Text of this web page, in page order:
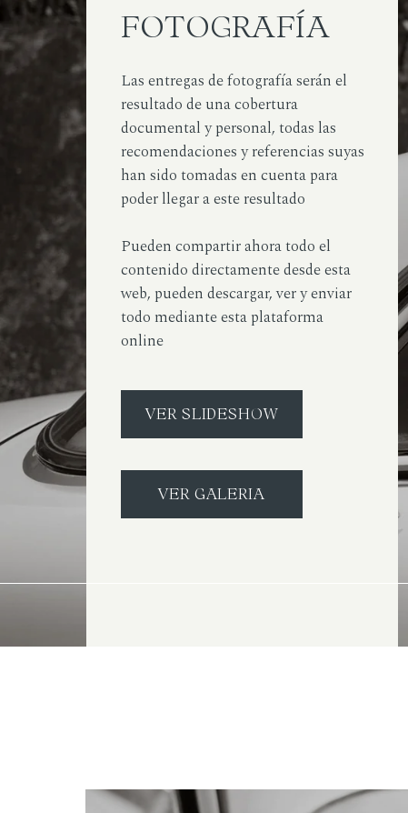
FOTOGRAFÍA
Las entregas de fotografía serán el
resultado de una cobertura
documental y personal, todas las
recomendaciones y referencias suyas
han sido tomadas en cuenta para
poder llegar a este resultado
Pueden compartir ahora todo el
contenido directamente desde esta
web, pueden descargar, ver y enviar
todo mediante esta plataforma
online
VER SLIDESHOW
VER GALERIA